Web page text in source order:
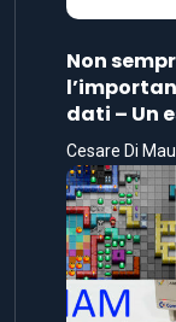
Non
dati – Un
Cesare Di